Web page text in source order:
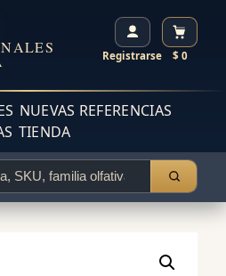
Registrarse $ 0
NUEVAS REFERENCIAS
TIENDA